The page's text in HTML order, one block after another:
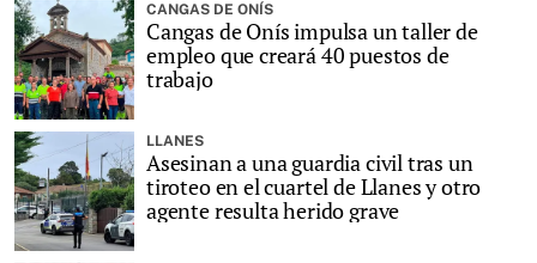
CANGAS DE ONÍS
Cangas de Onís impulsa un taller de
empleo que creará 40 puestos de
trabajo
LLANES
Asesinan a una guardia civil tras un
tiroteo en el cuartel de Llanes y otro
agente resulta herido grave